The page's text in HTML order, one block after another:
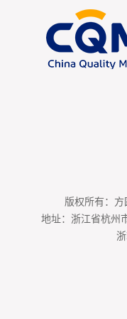
版权所有：
地址：浙江省杭州